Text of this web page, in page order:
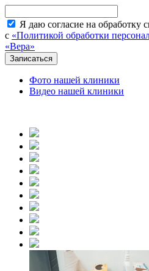
Я даю согласие на обработку
с «Политикой обработки
«Вера»
Фото нашей клиники
Видео нашей клиники